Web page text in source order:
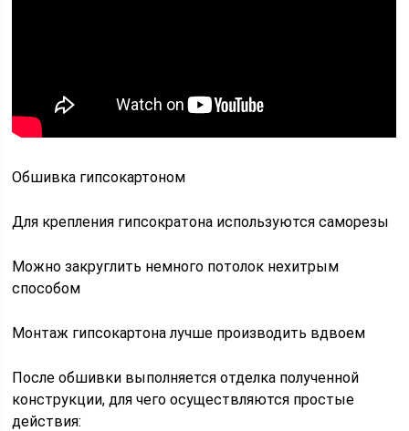
Обшивка гипсокартоном
Для крепления гипсократона используются саморезы
Можно закруглить немного потолок нехитрым
способом
Монтаж гипсокартона лучше производить вдвоем
После обшивки выполняется отделка полученной
конструкции, для чего осуществляются простые
действия: